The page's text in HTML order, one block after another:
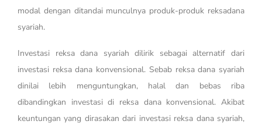
modal dengan ditandai munculnya produk-produk reksadana
syariah.
Investasi reksa dana syariah dilirik sebagai alternatif dari
investasi reksa dana konvensional. Sebab reksa dana syariah
dinilai lebih menguntungkan, halal dan bebas riba
dibandingkan investasi di reksa dana konvensional. Akibat
keuntungan yang dirasakan dari investasi reksa dana syariah,